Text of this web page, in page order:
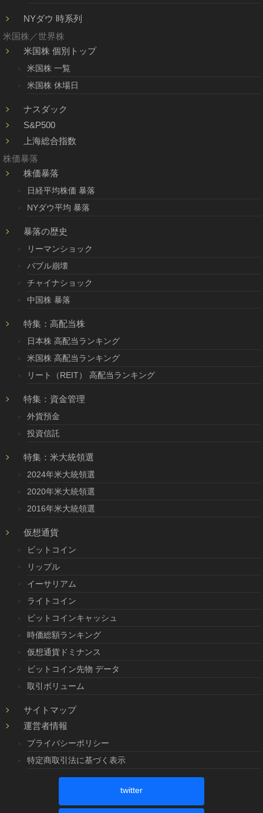
NYダウ 時系列
米国株／世界株
米国株 個別トップ
米国株 一覧
米国株 休場日
ナスダック
S&P500
上海総合指数
株価暴落
株価暴落
日経平均株価 暴落
NYダウ平均 暴落
暴落の歴史
リーマンショック
バブル崩壊
チャイナショック
中国株 暴落
特集：高配当株
日本株 高配当ランキング
米国株 高配当ランキング
リート（REIT） 高配当ランキング
特集：資金管理
外貨預金
投資信託
特集：米大統領選
2024年米大統領選
2020年米大統領選
2016年米大統領選
仮想通貨
ビットコイン
リップル
イーサリアム
ライトコイン
ビットコインキャッシュ
時価総額ランキング
仮想通貨ドミナンス
ビットコイン先物 データ
取引ボリューム
サイトマップ
運営者情報
プライバシーポリシー
特定商取引法に基づく表示
twitter